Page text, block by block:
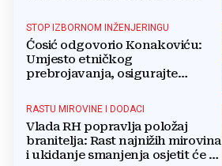
STOP IZBORNOM INŽENJERINGU
Ćosić odgovorio Konakoviću:
Umjesto etničkog
prebrojavanja, osigurajte
RASTU MIROVINE I DODACI
Vlada RH popravlja položaj
branitelja: Rast najnižih mirovina
i ukidanje smanjenja osjetit će se